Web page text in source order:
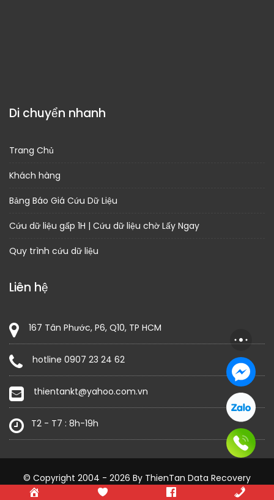
Di chuyển nhanh
Trang Chủ
Khách hàng
Bảng Báo Giá Cứu Dữ Liệu
Cứu dữ liệu gấp 1H | Cứu dữ liệu chờ Lấy Ngay
Quy trình cứu dữ liệu
Liên hệ
167 Tân Phước, P6, Q10, TP HCM
hotline 0907 23 24 62
thientankt@yahoo.com.vn
T2 - T7 : 8h-19h
© Copyright 2004 - 2026 By ThienTan Data Recovery
Construction Field by
Acme Themes